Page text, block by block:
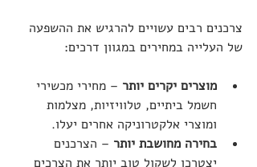
צרכנים רבים עשויים להרגיש את ההשפעה
של העלייה במחירים במגוון דרכים:
מוצרים יקרים יותר – מחירי מכשירי
חשמל ביתיים, טלוויזיות, מצלמות
ומוצרי אלקטרוניקה אחרים יעלו.
בחירה מחושבת יותר – הצרכנים
יצטרכו לשקול טוב יותר את הצרכים